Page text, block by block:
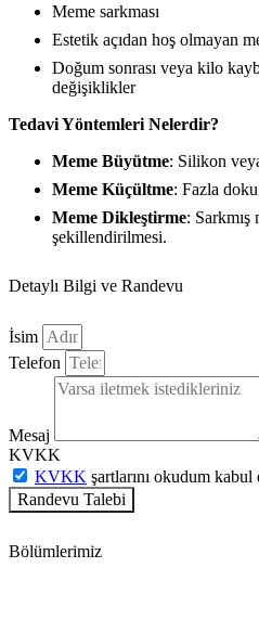
Meme sarkması
Estetik açıdan hoş olmayan
Doğum sonrası veya kilo
değişiklikler
Tedavi Yöntemleri Nelerdir?
Meme Büyütme: Silikon
Meme Küçültme: Fazla
Meme Dikleştirme: Sarkmış
şekillendirilmesi.
Detaylı Bilgi ve Randevu
İsim
Telefon
Mesaj
KVKK
KVKK şartlarını okudum
Randevu Talebi
Bölümlerimiz